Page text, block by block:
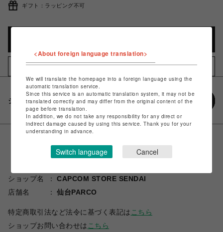
ギフト：ラッピング不可
お気に入りアイテムに追加
シェアする
ショップ名
CAPCOM STORE SENDAI
店舗名
仙台PARCO
特定商取引法など法令に基づく表記は こちら
ショップお問い合わせは こちら
<About foreign language translation>
We will translate the homepage into a foreign language using the
automatic translation service.
Since this service is an automatic translation system, it may not be
translated correctly and may differ from the original content of the
page before translation.
In addition, we do not take any responsibility for any direct or
indirect damage caused by using this service. Thank you for your
understanding in advance.
Switch language Cancel